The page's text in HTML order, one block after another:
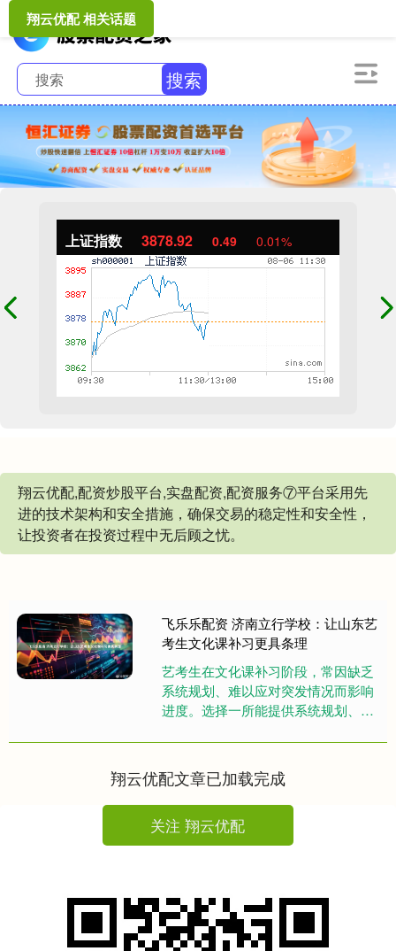
搜索
上证指数 3878.92 0.49 0.01%
翔云优配,配资炒股平台,实盘配资,配资服务⑦平台采用先
进的技术架构和安全措施，确保交易的稳定性和安全性，
让投资者在投资过程中无后顾之忧。
翔云优配 相关话题
飞乐乐配资 济南立行学校：让山东艺
考生文化课补习更具条理
艺考生在文化课补习阶段，常因缺乏
系统规划、难以应对突发情况而影响
进度。选择一所能提供系统规划、灵
对顺利推进补习计划至关重要。济
南....
翔云优配文章已加载完成
关注 翔云优配